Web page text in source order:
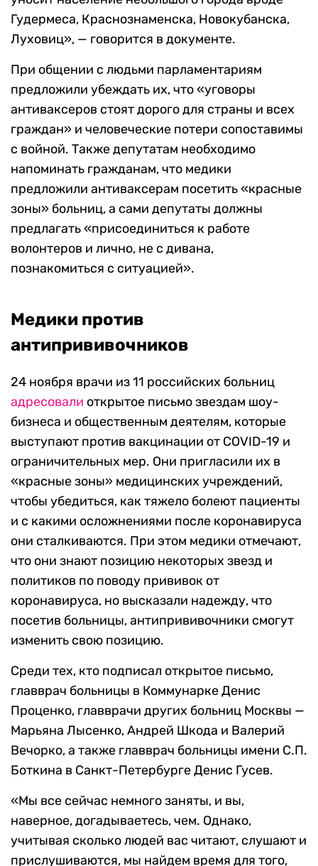
Гудермеса, Краснознаменска, Новокубанска,
Луховиц», — говорится в документе.
При общении с людьми парламентариям
предложили убеждать их, что «уговоры
антиваксеров стоят дорого для страны и всех
граждан» и человеческие потери сопоставимы
с войной. Также депутатам необходимо
напоминать гражданам, что медики
предложили антиваксерам посетить «красные
зоны» больниц, а сами депутаты должны
предлагать «присоединиться к работе
волонтеров и лично, не с дивана,
познакомиться с ситуацией».
Медики против
антипрививочников
24 ноября врачи из 11 российских больниц
адресовали открытое письмо звездам шоу-
бизнеса и общественным деятелям, которые
выступают против вакцинации от COVID-19 и
ограничительных мер. Они пригласили их в
«красные зоны» медицинских учреждений,
чтобы убедиться, как тяжело болеют пациенты
и с какими осложнениями после коронавируса
они сталкиваются. При этом медики отмечают,
что они знают позицию некоторых звезд и
политиков по поводу прививок от
коронавируса, но высказали надежду, что
посетив больницы, антипрививочники смогут
изменить свою позицию.
Среди тех, кто подписал открытое письмо,
главврач больницы в Коммунарке Денис
Проценко, главврачи других больниц Москвы —
Марьяна Лысенко, Андрей Шкода и Валерий
Вечорко, а также главврач больницы имени С.П.
Боткина в Санкт-Петербурге Денис Гусев.
«Мы все сейчас немного заняты, и вы,
наверное, догадываетесь, чем. Однако,
учитывая сколько людей вас читают, слушают и
прислушиваются, мы найдем время для того,